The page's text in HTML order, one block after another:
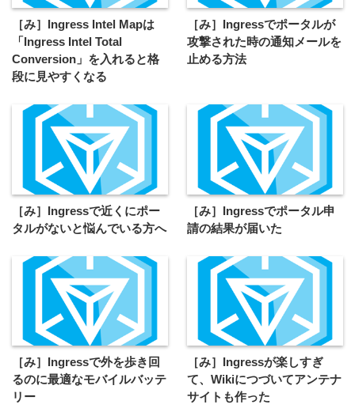
［み］Ingress Intel Mapは
「Ingress Intel Total
Conversion」を入れると格
段に見やすくなる
［み］Ingressでポータルが
攻撃された時の通知メールを
止める方法
［み］Ingressで近くにポー
タルがないと悩んでいる方へ
［み］Ingressでポータル申
請の結果が届いた
［み］Ingressで外を歩き回
るのに最適なモバイルバッテ
リー
［み］Ingressが楽しすぎ
て、Wikiにつづいてアンテナ
サイトも作った